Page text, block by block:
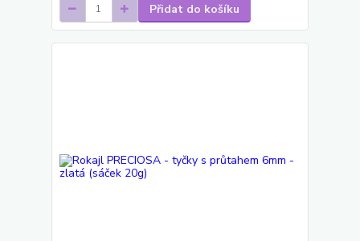
Přidat do košíku